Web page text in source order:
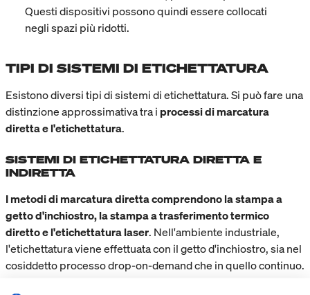
Questi dispositivi possono quindi essere collocati
negli spazi più ridotti.
TIPI DI SISTEMI DI ETICHETTATURA
Esistono diversi tipi di sistemi di etichettatura. Si può fare una
distinzione approssimativa tra i processi di marcatura
diretta e l'etichettatura.
SISTEMI DI ETICHETTATURA DIRETTA E
INDIRETTA
I metodi di marcatura diretta comprendono la stampa a
getto d'inchiostro, la stampa a trasferimento termico
diretto e l'etichettatura laser. Nell'ambiente industriale,
l'etichettatura viene effettuata con il getto d'inchiostro, sia nel
cosiddetto processo drop-on-demand che in quello continuo.